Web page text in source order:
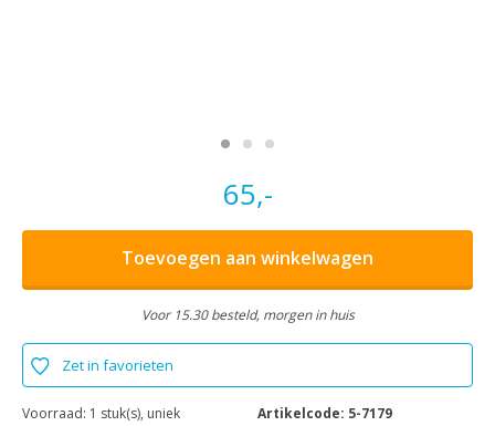
65,-
Toevoegen aan winkelwagen
Voor 15.30 besteld, morgen in huis
Zet in favorieten
Voorraad: 1 stuk(s), uniek
Artikelcode: 5-7179